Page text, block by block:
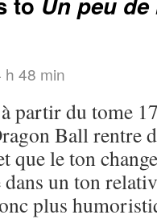
h 48 min
partir du tome
Ball rentre
que le ton
dans un ton
plus